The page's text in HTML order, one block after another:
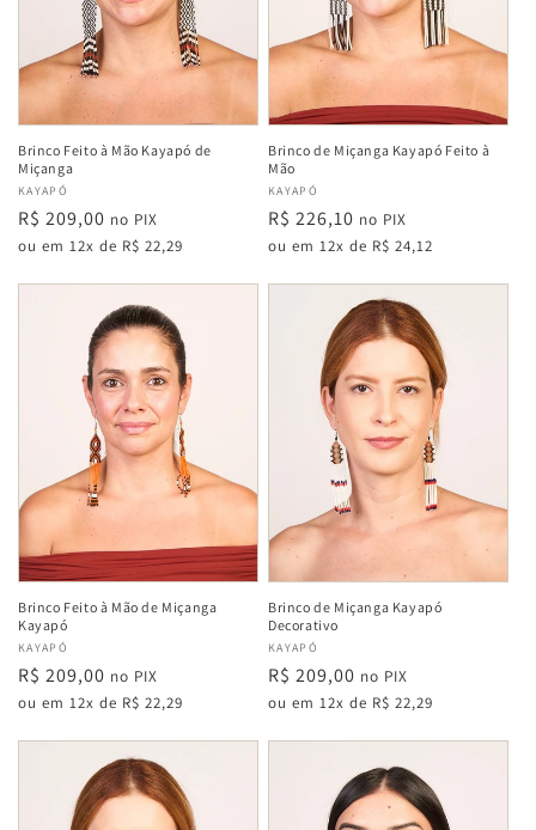
Brinco Feito à Mão Kayapó de
Miçanga
Fabricante:
KAYAPÓ
Preço
normal
R$ 209,00 no PIX
ou em 12x de R$ 22,29
Brinco de Miçanga Kayapó Feito à
Mão
Fabricante:
KAYAPÓ
Preço
normal
R$ 226,10 no PIX
ou em 12x de R$ 24,12
Brinco Feito à Mão de Miçanga
Kayapó
Fabricante:
KAYAPÓ
Preço
normal
R$ 209,00 no PIX
ou em 12x de R$ 22,29
Brinco de Miçanga Kayapó
Decorativo
Fabricante:
KAYAPÓ
Preço
normal
R$ 209,00 no PIX
ou em 12x de R$ 22,29